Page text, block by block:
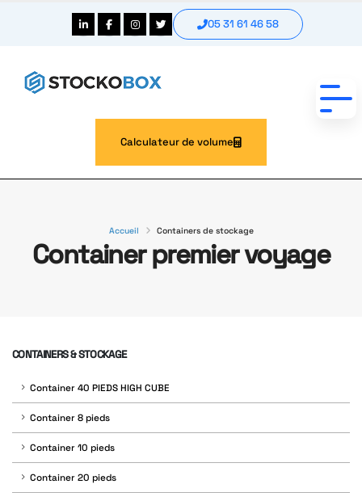
05 31 61 46 58
Calculateur de volume
Container premier voyage
Accueil Containers de stockage
CONTAINERS & STOCKAGE
Container 40 PIEDS HIGH CUBE
Container 8 pieds
Container 10 pieds
Container 20 pieds